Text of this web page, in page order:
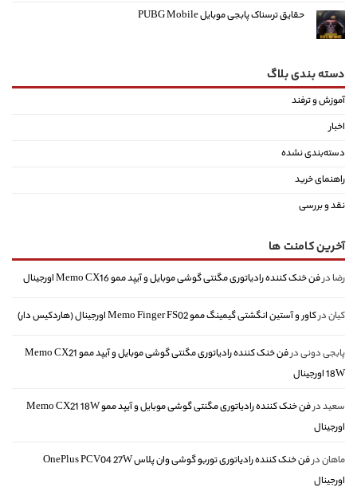
حقایق ترسناک پابجی موبایل PUBG Mobile
دسته بندی بلاگ
آموزش و ترفند
اخبار
دسته‌بندی نشده
راهنمای خرید
نقد و بررسی
آخرین کامنت ها
رضادرفن خنک کننده رادیاتوری مگنتی گوشی موبایل و آیپد ممو Memo CX16 اورجینال
کیاندرکاور و آستین انگشتی گیمینگ ممو Memo Finger FS02 اورجینال (هاردکیس دار)
پابجی دونیدر
فن خنک کننده رادیاتوری مگنتی گوشی موبایل و آیپد ممو Memo CX21
18W اورجینال
سعیددر
فن خنک کننده رادیاتوری مگنتی گوشی موبایل و آیپد ممو Memo CX21 18W
اورجینال
ماهاندر
فن خنک کننده رادیاتوری توربو گوشی وان پلاس OnePlus PCV04 27W
اورجینال